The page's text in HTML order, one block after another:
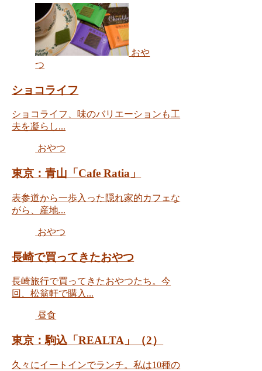
おや
つ
ショコライフ
ショコライフ、味のバリエーションも工
夫を凝らし...
おやつ
東京：青山「Cafe Ratia」
表参道から一歩入った隠れ家的カフェな
がら、産地...
おやつ
長崎で買ってきたおやつ
長崎旅行で買ってきたおやつたち。今
回、松翁軒で購入...
昼食
東京：駒込「REALTA」（2）
久々にイートインでランチ。私は10種の